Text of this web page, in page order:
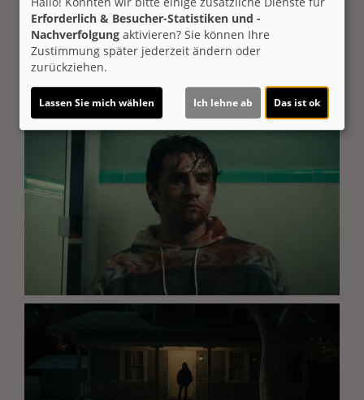
Erforderlich & Besucher-Statistiken und -
Nachverfolgung aktivieren? Sie können Ihre
Zustimmung später jederzeit ändern oder
zurückziehen.
Lassen Sie mich wählen Ich lehne ab Das ist ok